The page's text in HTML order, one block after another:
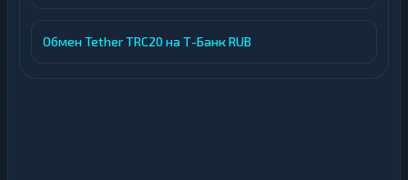
Обмен Tether TRC20 на Т-Банк RUB